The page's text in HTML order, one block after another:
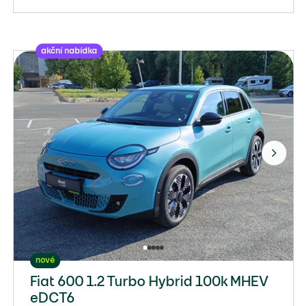
akční nabídka
nové
Fiat 600 1.2 Turbo Hybrid 100k MHEV
eDCT6